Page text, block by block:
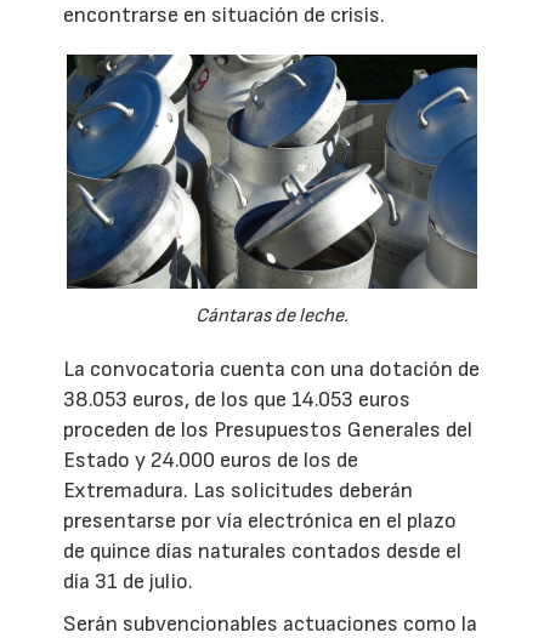
encontrarse en situación de crisis.
Cántaras de leche.
La convocatoria cuenta con una dotación de
38.053 euros, de los que 14.053 euros
proceden de los Presupuestos Generales del
Estado y 24.000 euros de los de
Extremadura. Las solicitudes deberán
presentarse por vía electrónica en el plazo
de quince días naturales contados desde el
día 31 de julio.
Serán subvencionables actuaciones como la